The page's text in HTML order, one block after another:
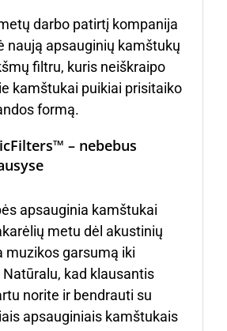
darbo patirtį kompanija
naują apsauginių kamštukų
filtru, kuris neiškraipo
kamštukai puikiai prisitaiko
formą.
– nebebus
apsauginia kamštukai
metu dėl akustinių
muzikos garsumą iki
kad klausantis
norite ir bendrauti su
apsauginiais kamštukais